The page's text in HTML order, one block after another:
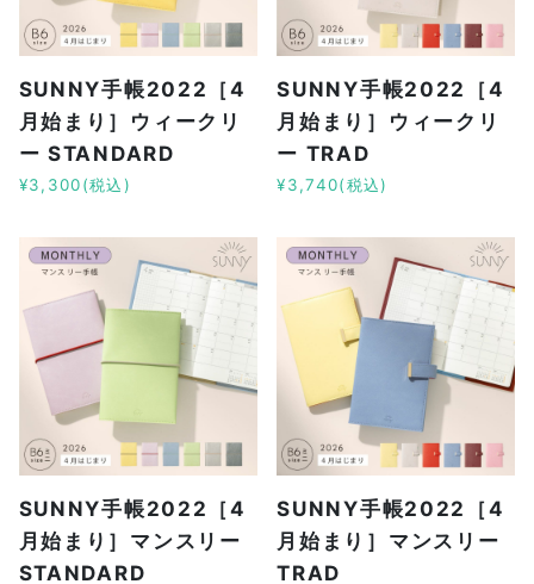
SUNNY手帳2022［4
月始まり］ウィークリ
ー STANDARD
¥3,300(税込)
SUNNY手帳2022［4
月始まり］ウィークリ
ー TRAD
¥3,740(税込)
SUNNY手帳2022［4
月始まり］マンスリー
STANDARD
SUNNY手帳2022［4
月始まり］マンスリー
TRAD